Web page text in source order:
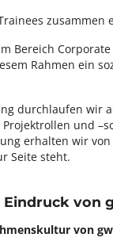
zusammen
Bereich Corporate
Rahmen ein
durchlaufen wir
und
erhalten wir
Seite steht.
Eindruck von
von